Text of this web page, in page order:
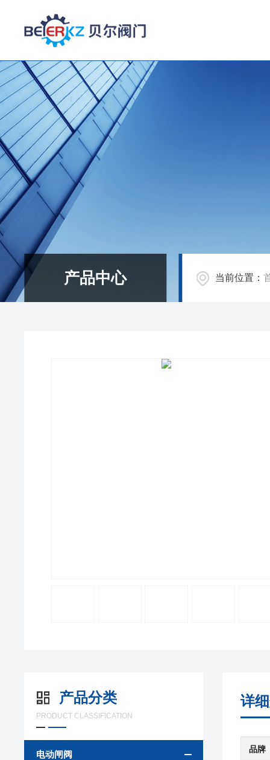
产品中心 当前位置：
产品分类
PRODUCT CLASSIFICATION
电动闸阀
详
品牌